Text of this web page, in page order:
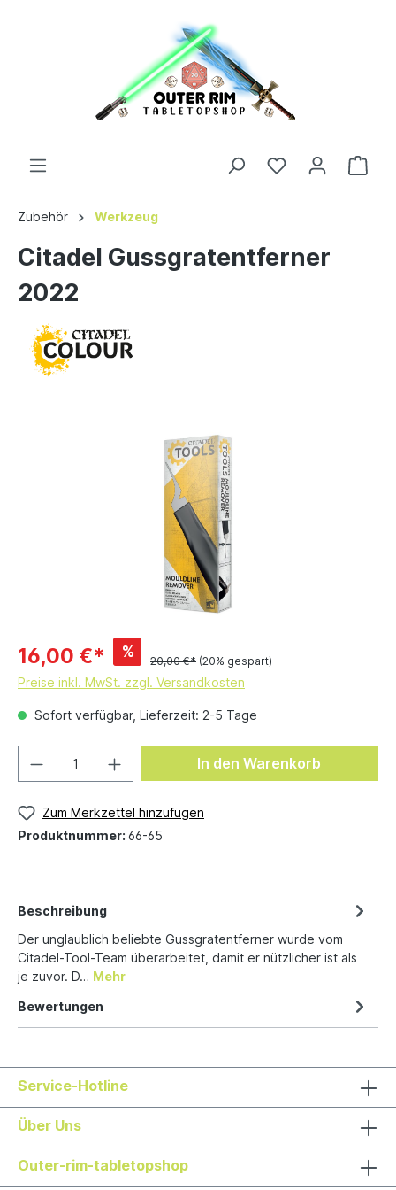
Zubehör Werkzeug
Citadel Gussgratentferner
2022
16,00 €* %
20,00 €* (20% gespart)
Preise inkl. MwSt. zzgl. Versandkosten
Sofort verfügbar, Lieferzeit: 2-5 Tage
In den Warenkorb
Zum Merkzettel hinzufügen
Produktnummer: 66-65
Beschreibung
Der unglaublich beliebte Gussgratentferner wurde vom
Citadel-Tool-Team überarbeitet, damit er nützlicher ist als
je zuvor. D… Mehr
Bewertungen
Service-Hotline
Über Uns
Outer-rim-tabletopshop